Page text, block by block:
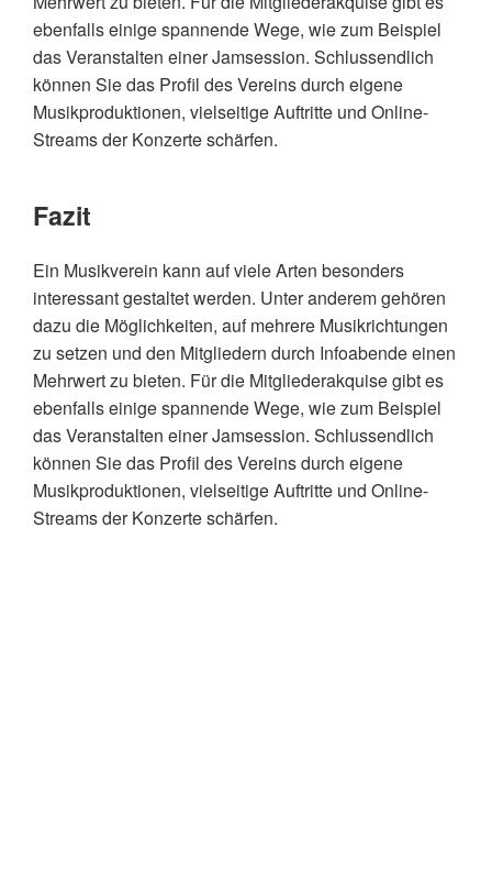
ebenfalls einige spannende Wege, wie zum Beispiel
das Veranstalten einer Jamsession. Schlussendlich
können Sie das Profil des Vereins durch eigene
Musikproduktionen, vielseitige Auftritte und Online-
Streams der Konzerte schärfen.
Fazit
Ein Musikverein kann auf viele Arten besonders
interessant gestaltet werden. Unter anderem gehören
dazu die Möglichkeiten, auf mehrere Musikrichtungen
zu setzen und den Mitgliedern durch Infoabende einen
Mehrwert zu bieten. Für die Mitgliederakquise gibt es
ebenfalls einige spannende Wege, wie zum Beispiel
das Veranstalten einer Jamsession. Schlussendlich
können Sie das Profil des Vereins durch eigene
Musikproduktionen, vielseitige Auftritte und Online-
Streams der Konzerte schärfen.